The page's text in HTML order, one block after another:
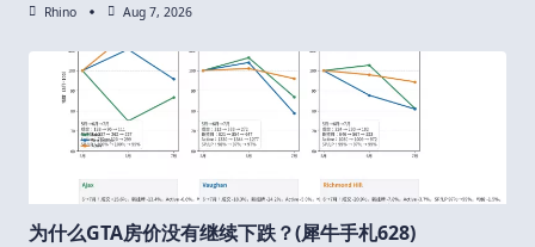
Rhino Aug 7, 2026
为什么GTA房价没有继续下跌？(犀牛手札628)